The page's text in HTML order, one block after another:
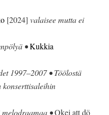
[2024] valaisee mutta ei
•Kukkia
1997–2007 • Töölostä
•Okej att dö